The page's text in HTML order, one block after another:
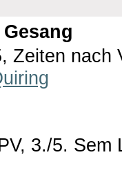
Zeiten nach
3./5. Sem